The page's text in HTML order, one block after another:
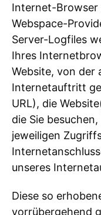
Internet-Browser
Webspace-
Server-Logfiles
Ihres
Website, von der
Internetauftritt
URL), die
die Sie
jeweiligen
unseres
Diese so
vorrübergehend